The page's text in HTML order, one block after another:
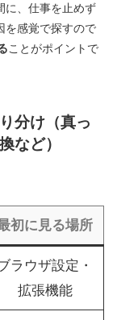
に、仕事を止めず
を感覚で探すので
ことがポイントで
分け（真っ
など）
初に見る場所
ラウザ設定・
拡張機能